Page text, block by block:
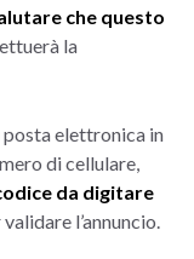
che questo
la
posta elettronica in
di cellulare,
da digitare
l’annuncio.